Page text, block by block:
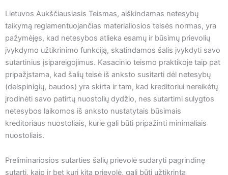
Lietuvos Aukščiausiasis Teismas, aiškindamas netesybų
taikymą reglamentuojančias materialiosios teisės normas, yra
pažymėjęs, kad netesybos atlieka esamų ir būsimų prievolių
įvykdymo užtikrinimo funkciją, skatindamos šalis įvykdyti savo
sutartinius įsipareigojimus. Kasacinio teismo praktikoje taip pat
pripažįstama, kad šalių teisė iš anksto susitarti dėl netesybų
(delspinigių, baudos) yra skirta ir tam, kad kreditoriui nereikėtų
įrodinėti savo patirtų nuostolių dydžio, nes sutartimi sulygtos
netesybos laikomos iš anksto nustatytais būsimais
kreditoriaus nuostoliais, kurie gali būti pripažinti minimaliais
nuostoliais.
Preliminariosios sutarties šalių prievolė sudaryti pagrindinę
sutartį, kaip ir bet kuri kita prievolė, gali būti užtikrinta